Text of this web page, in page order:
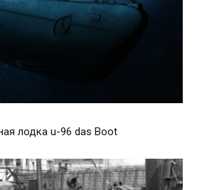
лодка u-96 das Boot